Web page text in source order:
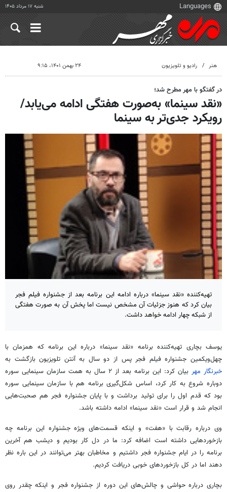
شنبه ۱۷ مرداد ۱۴۰۵
هنر رادیو و تلویزیون ۲۴ بهمن ۱۴۰۱، ۹:۱۵
در گفتگو با مهر مطرح شد؛
«نقد سینما» به‌صورت هفتگی ادامه می‌یابد/
رویکرد جدی‌تر به سینما
تهیه‌کننده «نقد سینما» درباره ادامه این برنامه بعد از جشنواره فیلم فجر
بیان کرد که هنوز جزئیات آن مشخص نیست اما پخش آن به صورت هفتگی
از شبکه چهار ادامه خواهد داشت.
یوسف بچاری تهیه‌کننده برنامه «نقد سینما» درباره این برنامه که همزمان با
چهل‌ویکمین جشنواره فیلم فجر پس از دو سال به آنتن تلویزیون بازگشت به
خبرنگار مهر
بیان کرد: این برنامه بعد از ۲ سال به همت سازمان سینمایی سوره
دوباره شروع به کار کرد، اساس شکل‌گیری برنامه هم با سازمان سینمایی سوره
بود که قدم اول را برای تولید برداشت و با پایان جشنواره فجر هم صحبت‌هایی
انجام شد و قرار است «نقد سینما» ادامه داشته باشد.
وی درباره رقابت با «هفت» و اینکه قسمت‌های ویژه جشنواره این برنامه چه
بازخوردهایی داشته است اضافه کرد: ما در دل کار بودیم و دیشب هم آخرین
برنامه را در ایام جشنواره فجر داشتیم و مخاطبان بهتر می‌توانند در این بارهنظر
دهند اما در کل بازخوردهای خوبی دریافت کردیم.
بچاری درباره حواشی و چالش‌های این دوره از جشنواره فجر و اینکه چقدر روی